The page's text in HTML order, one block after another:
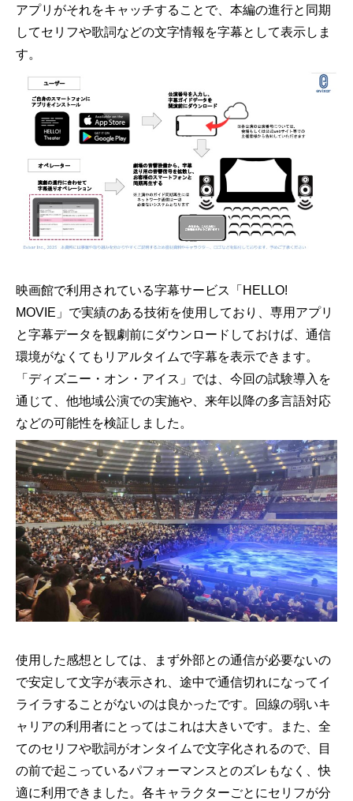
アプリがそれをキャッチすることで、本編の進行と同期
してセリフや歌詞などの文字情報を字幕として表示しま
す。
映画館で利用されている字幕サービス「HELLO!
MOVIE」で実績のある技術を使用しており、専用アプリ
と字幕データを観劇前にダウンロードしておけば、通信
環境がなくてもリアルタイムで字幕を表示できます。
「ディズニー・オン・アイス」では、今回の試験導入を
通じて、他地域公演での実施や、来年以降の多言語対応
などの可能性を検証しました。
使用した感想としては、まず外部との通信が必要ないの
で安定して文字が表示され、途中で通信切れになってイ
ライラすることがないのは良かったです。回線の弱いキ
ャリアの利用者にとってはこれは大きいです。また、全
てのセリフや歌詞がオンタイムで文字化されるので、目
の前で起こっているパフォーマンスとのズレもなく、快
適に利用できました。各キャラクターごとにセリフが分